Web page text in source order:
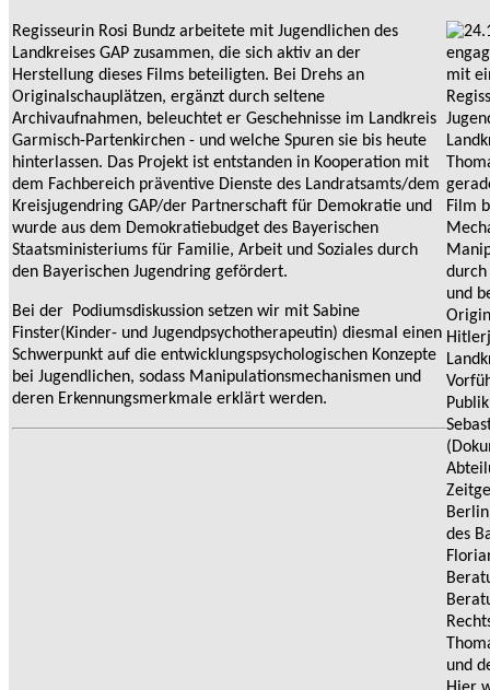
Regisseurin Rosi Bundz arbeitete mit Jugendlichen des
Landkreises GAP zusammen, die sich aktiv an der
Herstellung dieses Films beteiligten. Bei Drehs an
Originalschauplätzen, ergänzt durch seltene
Archivaufnahmen, beleuchtet er Geschehnisse im Landkreis
Garmisch-Partenkirchen - und welche Spuren sie bis heute
hinterlassen. Das Projekt ist entstanden in Kooperation mit
dem Fachbereich präventive Dienste des Landratsamts/dem
Kreisjugendring GAP/der Partnerschaft für Demokratie und
wurde aus dem Demokratiebudget des Bayerischen
Staatsministeriums für Familie, Arbeit und Soziales durch
den Bayerischen Jugendring gefördert.
Bei der Podiumsdiskussion setzen wir mit Sabine
Finster(Kinder- und Jugendpsychotherapeutin) diesmal einen
Schwerpunkt auf die entwicklungspsychologischen Konzepte
bei Jugendlichen, sodass Manipulationsmechanismen und
deren Erkennungsmerkmale erklärt werden.